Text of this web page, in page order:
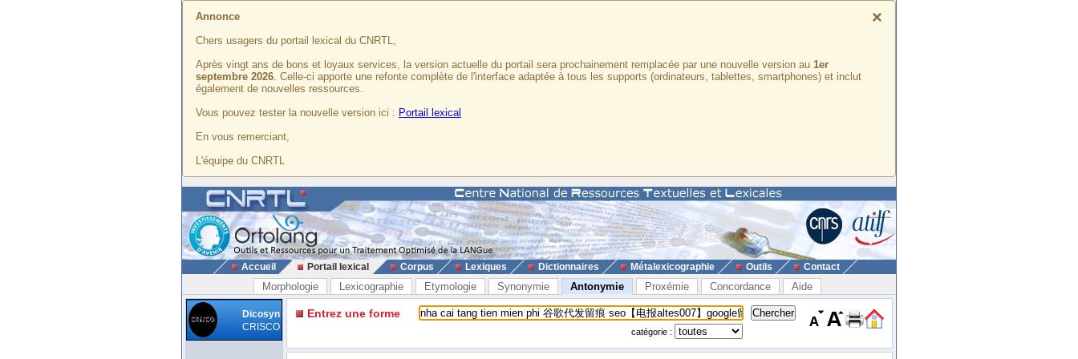
×
Annonce
Chers usagers du portail lexical du CNRTL,
Après vingt ans de bons et loyaux services, la version actuelle du portail sera prochainement remplacée par une nouvelle version au 1er
septembre 2026. Celle-ci apporte une refonte complète de l'interface adaptée à tous les supports (ordinateurs, tablettes, smartphones) et inclut
également de nouvelles ressources.
Vous pouvez tester la nouvelle version ici : Portail lexical
En vous remerciant,
L'équipe du CNRTL
Accueil Portail lexical Corpus Lexiques Dictionnaires Métalexicographie Outils Contact
Morphologie Lexicographie Etymologie Synonymie Antonymie Proxémie Concordance Aide
Dicosyn
CRISCO
Entrez une forme
catégorie :